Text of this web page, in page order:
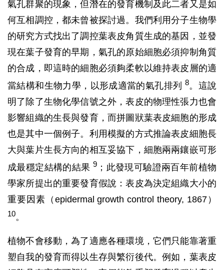
氣孔群聚的現象，但潛在的發育機制及此二者又是如
何互相調控，都未曾被探討過。我們利用分子生物學
的研究方式找出了調控葉表皮角質生成的基因，並發
現在葉子發育的早期，氣孔的原始細胞必須抑制角質
的合成，即這時的細胞必須夠柔軟以維持表皮層的適
當結構和生物力學，以形成適當的氣孔排列 8。這說
明了除了生物化學信號之外，表皮的物理性張力也會
影響組織的生長與發育，而拼圖狀葉表皮細胞的形成
也是其中一個例子。利用模擬的方式推論表皮細胞長
大與葉片生長方向的相互妥協下，細胞兩兩鑲嵌可形
成最穩定結構的結果 9 ；此發現可驗證兩百年前植物
學家所提出的重要發育假說：表皮為決定組織大小的
重要因素（epidermal growth control theory, 1867）
10。
植物不會移動，為了適應各種環境，它們只能靠著重
塑自我的發育而得以生存與繁衍後代。例如，葉表皮